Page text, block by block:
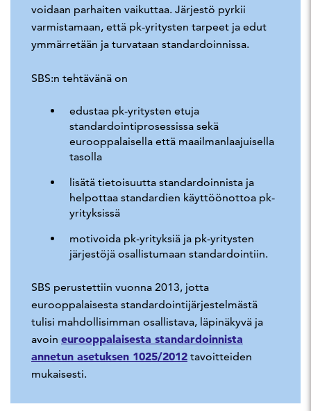
voidaan parhaiten vaikuttaa. Järjestö pyrkii
varmistamaan, että pk-yritysten tarpeet ja edut
ymmärretään ja turvataan standardoinnissa.
SBS:n tehtävänä on
edustaa pk-yritysten etuja
standardointiprosessissa sekä
eurooppalaisella että maailmanlaajuisella
tasolla
lisätä tietoisuutta standardoinnista ja
helpottaa standardien käyttöönottoa pk-
yrityksissä
motivoida pk-yrityksiä ja pk-yritysten
järjestöjä osallistumaan standardointiin.
SBS perustettiin vuonna 2013, jotta
eurooppalaisesta standardointijärjestelmästä
tulisi mahdollisimman osallistava, läpinäkyvä ja
avoin eurooppalaisesta standardoinnista
annetun asetuksen 1025/2012 tavoitteiden
mukaisesti.